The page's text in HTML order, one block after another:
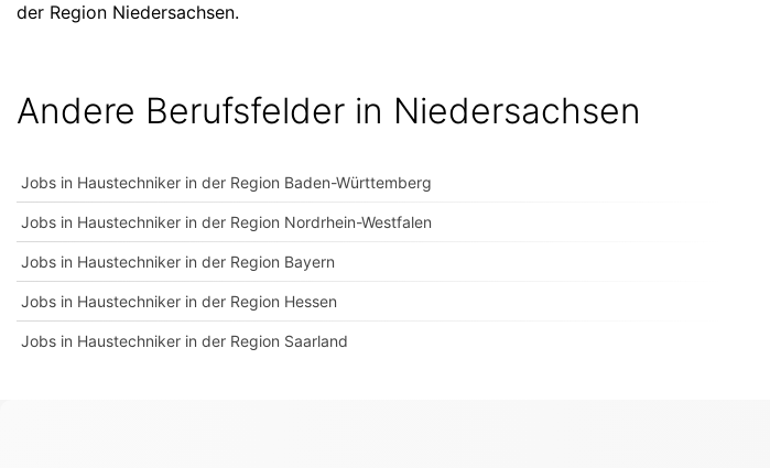
der Region Niedersachsen.
Andere Berufsfelder in Niedersachsen
Jobs in Haustechniker in der Region Baden-Württemberg
Jobs in Haustechniker in der Region Nordrhein-Westfalen
Jobs in Haustechniker in der Region Bayern
Jobs in Haustechniker in der Region Hessen
Jobs in Haustechniker in der Region Saarland